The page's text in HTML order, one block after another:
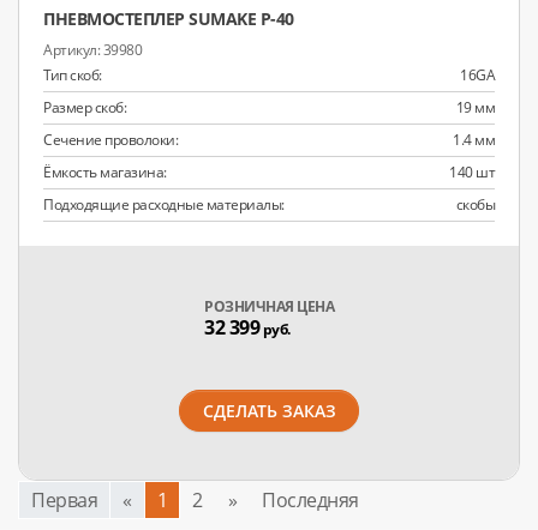
ПНЕВМОСТЕПЛЕР SUMAKE P-40
39980
Тип скоб:
16GA
Размер скоб:
19 мм
Сечение проволоки:
1.4 мм
Ёмкость магазина:
140 шт
Подходящие расходные материалы:
скобы
РОЗНИЧНАЯ ЦЕНА
32 399руб.
СДЕЛАТЬ ЗАКАЗ
Первая « 1 2 » Последняя